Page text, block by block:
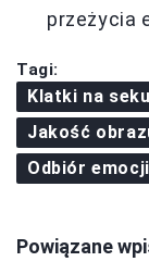
przeżycia
Tagi:
Klatki na
Jakość
Odbiór
Powiązane